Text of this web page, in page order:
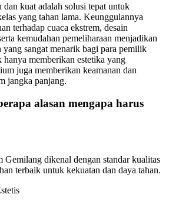
kuat adalah solusi tepat untuk
yang tahan lama. Keunggulannya
terhadap cuaca ekstrem, desain
kemudahan pemeliharaan menjadikan
sangat menarik bagi para pemilik
memberikan estetika yang
juga memberikan keamanan dan
jangka panjang.
alasan mengapa harus
Gemilang dikenal dengan standar kualitas
terbaik untuk kekuatan dan daya tahan.